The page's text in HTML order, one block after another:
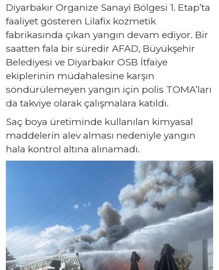
Diyarbakır Organize Sanayi Bölgesi 1. Etap’ta
faaliyet gösteren Lilafix kozmetik
fabrikasında çıkan yangın devam ediyor. Bir
saatten fala bir süredir AFAD, Büyükşehir
Belediyesi ve Diyarbakır OSB İtfaiye
ekiplerinin müdahalesine karşın
söndürülemeyen yangın için polis TOMA’ları
da takviye olarak çalışmalara katıldı.
Saç boya üretiminde kullanılan kimyasal
maddelerin alev alması nedeniyle yangın
hala kontrol altına alınamadı.